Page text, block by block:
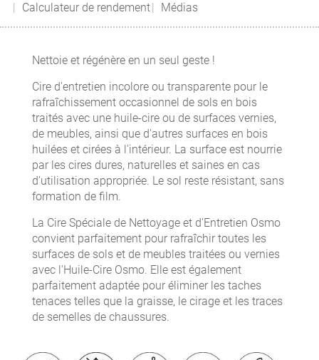
Calculateur de rendement
Médias
Nettoie et régénère en un seul geste !
Cire d'entretien incolore ou transparente pour le
rafraîchissement occasionnel de sols en bois
traités avec une huile-cire ou de surfaces vernies,
de meubles, ainsi que d'autres surfaces en bois
huilées et cirées à l'intérieur. La surface est nourrie
par les cires dures, naturelles et saines en cas
d’utilisation appropriée. Le sol reste résistant, sans
formation de film.
La Cire Spéciale de Nettoyage et d'Entretien Osmo
convient parfaitement pour rafraîchir toutes les
surfaces de sols et de meubles traitées ou vernies
avec l'Huile-Cire Osmo. Elle est également
parfaitement adaptée pour éliminer les taches
tenaces telles que la graisse, le cirage et les traces
de semelles de chaussures.